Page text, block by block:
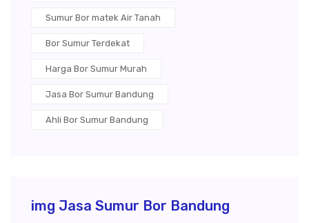
Sumur Bor matek Air Tanah
Bor Sumur Terdekat
Harga Bor Sumur Murah
Jasa Bor Sumur Bandung
Ahli Bor Sumur Bandung
img Jasa Sumur Bor Bandung